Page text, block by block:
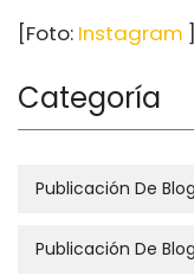
[Foto: Instagram ]
Categoría
Publicación De
Publicación De